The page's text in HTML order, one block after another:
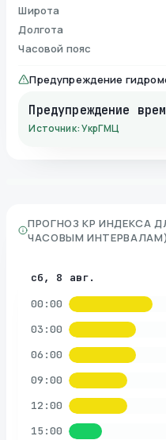
Широта
Долгота
Часовой пояс
Предупреждение
Предупреждение
Источник: УкрГМЦ
ПРОГНОЗ KP ИНДЕКСА
ЧАСОВЫМ ИНТЕРВАЛАМ)
сб, 8 авг.
00:00
03:00
06:00
09:00
12:00
15:00